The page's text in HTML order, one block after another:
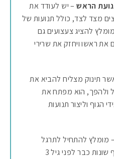
הראש– יש לעודד את
מצד לצד, כולל תנועות של
להציג צעצועים גם
את ראשו ויחזק את שרירי
תינוק מצליח להביא את
ולהפך, הוא מפתח את
הגוף וליצור תנועות
מומלץ להתחיל לתרגל
הושטת ידיים ותנועות גוף שונות כבר לפני גיל 3